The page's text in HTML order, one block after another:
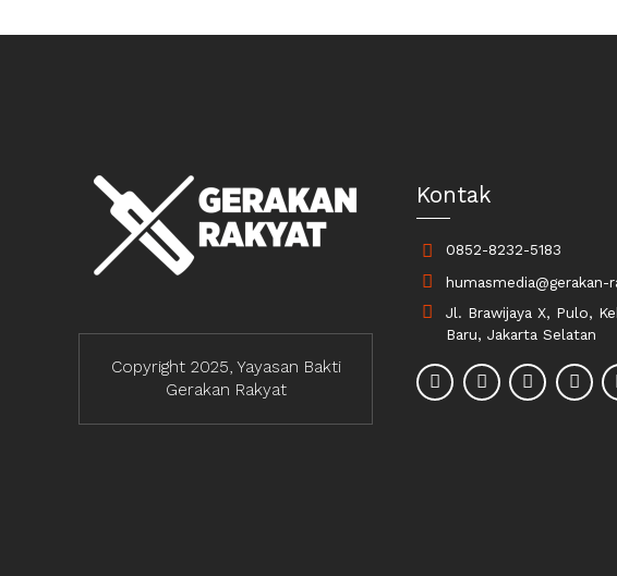
Copyright 2025, Yayasan Bakti
Gerakan Rakyat
Kontak
0852-8232-5183
humasmedia@gerakan-
Jl. Brawijaya X, Pulo,
Baru, Jakarta Selatan